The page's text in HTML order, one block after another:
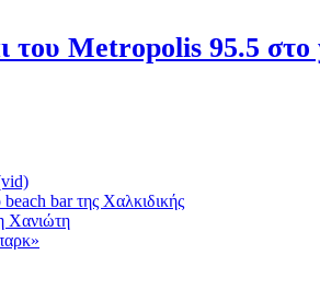
του Metropolis 95.5 στο
bar της Χαλκιδικής
Χανιώτη